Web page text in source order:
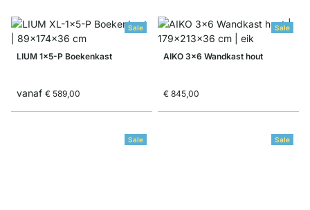
Sale
LIUM 1x5-P Boekenkast
vanaf € 589,00
Sale
AIKO 3x6 Wandkast hout
€ 845,00
Sale Sale